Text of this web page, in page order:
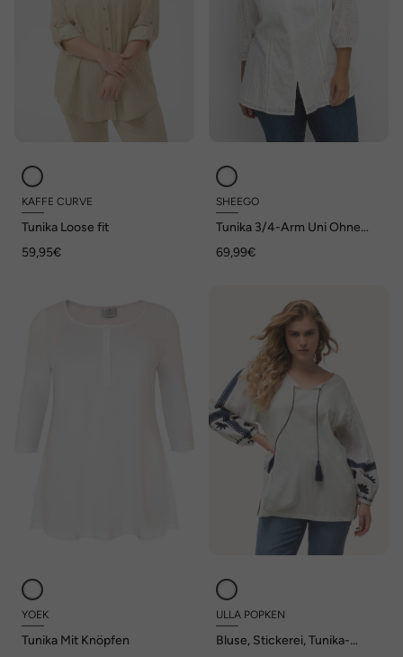
KAFFE CURVE
Tunika Loose fit
59,95€
SHEEGO
Tunika 3/4-Arm Uni Ohne
69,99€
YOEK
Tunika Mit Knöpfen
ULLA POPKEN
Bluse, Stickerei, Tunika-